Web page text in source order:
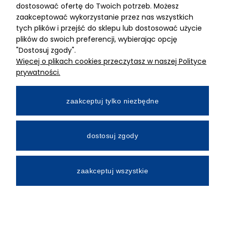
MIMARI sp z o.o.
ul. Kurkowa 12
50-210 Wrocław
Dane rejestracyjne
NIP:8982325327
Wpłacony w całości
Numer konta bankowego
All Rights Reserved © 2026 Mimari.com.pl
dostosować ofertę do Twoich potrzeb. Możesz
zaakceptować wykorzystanie przez nas wszystkich
tych plików i przejść do sklepu lub dostosować użycie
plików do swoich preferencji, wybierając opcję
"Dostosuj zgody".
Więcej o plikach cookies przeczytasz w naszej Polityce
prywatności.
zaakceptuj tylko niezbędne
dostosuj zgody
zaakceptuj wszystkie